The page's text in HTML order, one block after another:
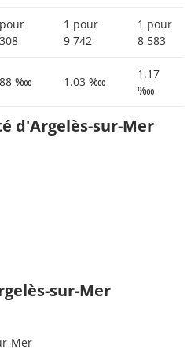
1 pour
9 742
1 pour
8 583
‱ 1.03 ‱
1.17
‱
d'Argelès-sur-Mer
sur-Mer
Mer